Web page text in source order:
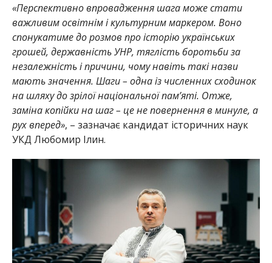
«Перспективно впровадження шага може стати
важливим освітнім і культурним маркером. Воно
спонукатиме до розмов про історію українських
грошей, державність УНР, тяглість боротьби за
незалежність і причини, чому навіть такі назви
мають значення. Шаги – одна із численних сходинок
на шляху до зрілої національної памʼяті. Отже,
заміна копійки на шаг – це не повернення в минуле, а
рух вперед», – зазначає кандидат історичних наук
УКД Любомир Ілин.